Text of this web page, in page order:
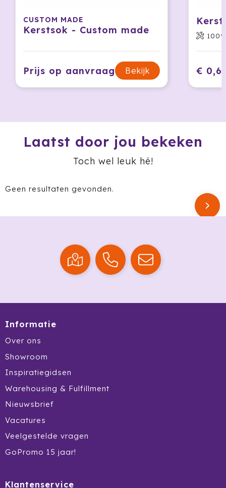
Seasons
Senator
Swiss Peak
Take A Plaid / Take A Towel
The One Towelling
CUSTOM MADE
Kerstsok - Custom made
Prijs op aanvraag Bekijk €
Laatst door jou bekeken
Toch wel leuk hé!
Geen resultaten gevonden.
Informatie
Over ons
Showroom
Inspiratiegidsen
Warehousing & Fulfillment
Nieuwsbrief
Vacatures
Veelgestelde vragen
GoPromo 15 jaar!
Klantenservice